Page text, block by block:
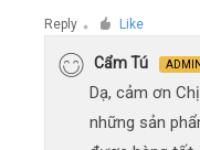
Reply ● Like
Cẩm Tú ADMIN
Dạ, cảm ơn
những sản